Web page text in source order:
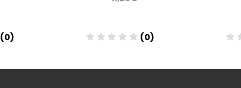
(0) (0)